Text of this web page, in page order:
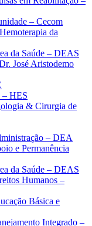
– Cecom
da
da Saúde – DEAS
José Aristodemo
– HES
& Cirurgia de
– DEA
e Permanência
da Saúde – DEAS
Humanos –
Básica e
Integrado –